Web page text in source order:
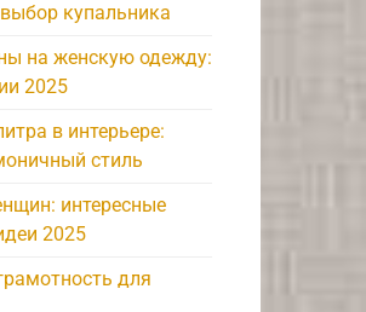
купальника
на женскую одежду:
2025
в интерьере:
стиль
интересные
2025
для